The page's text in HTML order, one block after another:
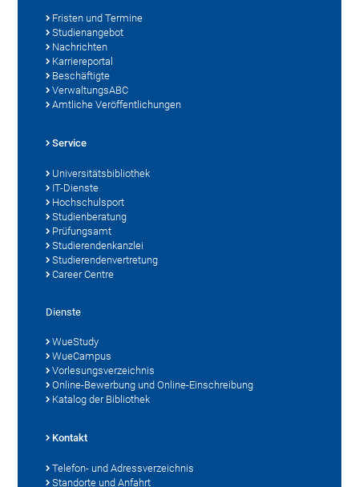
Fristen und Termine
Studienangebot
Nachrichten
Karriereportal
Beschäftigte
VerwaltungsABC
Amtliche Veröffentlichungen
Service
Universitätsbibliothek
IT-Dienste
Hochschulsport
Studienberatung
Prüfungsamt
Studierendenkanzlei
Studierendenvertretung
Career Centre
Dienste
WueStudy
WueCampus
Vorlesungsverzeichnis
Online-Bewerbung und Online-Einschreibung
Katalog der Bibliothek
Kontakt
Telefon- und Adressverzeichnis
Standorte und Anfahrt